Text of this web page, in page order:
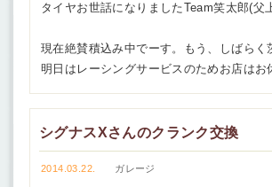
タイヤお世話になりましたTeam笑太郎(父
現在絶賛積込み中でーす。もう、しばら
明日はレーシングサービスのためお店は
シグナスXさんのクランク交換
2014.03.22. ガレージ